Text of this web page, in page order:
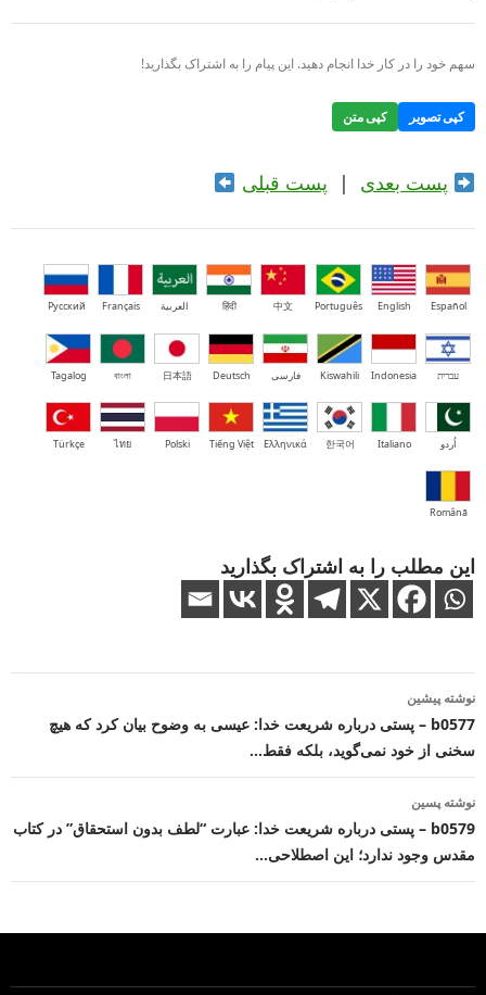
سهم خود را در کار خدا انجام دهید. این پیام را به اشتراک بگذارید!
کپی تصویر کپی متن
پست بعدی | پست قبلی
Español
English
Português
中文
हिंदी العربية Français
Русский
עברית Indonesia
Kiswahili فارسی Deutsch
日本語
বাংলা
Tagalog
اُردو Italiano
한국어
Ελληνικά
Tiếng Việt
Polski
ไทย
Türkçe
Română
این مطلب را به اشتراک بگذارید
ناوبری
نوشته
نوشته پیشین
b0577 – پستی درباره شریعت خدا: عیسی به وضوح بیان کرد که هیچ
سخنی از خود نمی‌گوید، بلکه فقط…
نوشته پسین
b0579 – پستی درباره شریعت خدا: عبارت “لطف بدون استحقاق” در کتاب
مقدس وجود ندارد؛ این اصطلاحی…